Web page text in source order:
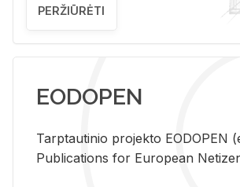
PERŽIŪRĖTI
EODOPEN
Tarp­tau­ti­nio pro­jek­to EO­DO­PEN
Pub­li­ca­tions for Eu­ro­pe­an